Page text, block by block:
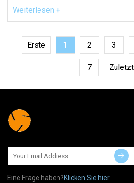
Weiterlesen +
Erste 1 2 3
7 Zuletzt
Eine Frage haben?Klicken Sie hier